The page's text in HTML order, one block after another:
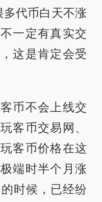
多代币白天不涨
一定有真实交
这是肯定会受
币不会上线交
客币交易网、
客币价格在这
端时半个月涨
时候，已经纷